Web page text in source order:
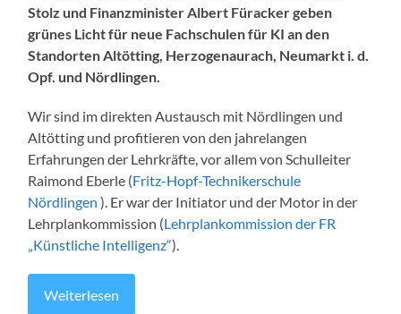
Stolz und Finanzminister Albert Füracker geben
grünes Licht für neue Fachschulen für KI an den
Standorten Altötting, Herzogenaurach, Neumarkt i. d.
Opf. und Nördlingen.
Wir sind im direkten Austausch mit Nördlingen und
Altötting und profitieren von den jahrelangen
Erfahrungen der Lehrkräfte, vor allem von Schulleiter
Raimond Eberle (Fritz-Hopf-Technikerschule
Nördlingen). Er war der Initiator und der Motor in der
Lehrplankommission (Lehrplankommission der FR
„Künstliche Intelligenz“).
Weiterlesen